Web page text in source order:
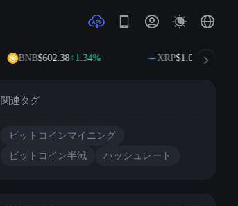
BNB$602.38 +1.34% XRP$1.03 -0.04%
関連タグ
ビットコインマイニング
ビットコイン半減
ハッシュレート